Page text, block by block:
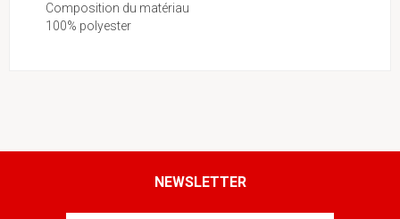
Composition du matériau
100% polyester
NEWSLETTER